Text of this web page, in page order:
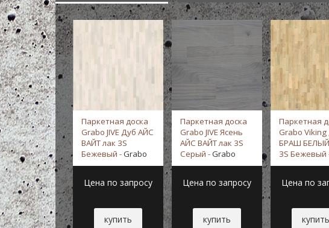
Паркетная доска
Grabo JIVE Дуб АЙС
ВАЙТ лак 3S
Бежевый -Grabo
Цена по запросу
купить
Паркетная доска
Grabo JIVE Ясень
АЙС ВАЙТ лак 3S
Серый -Grabo
Цена по запросу
купить
Паркетная
Grabo Viking
БРАШ БЕЛЫЙ
3S Бежевый
Grabo
Цена по
купить